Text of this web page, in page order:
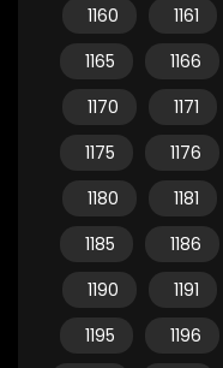
1160
1161
1165
1166
1170
1171
1175
1176
1180
1181
1185
1186
1190
1191
1195
1196